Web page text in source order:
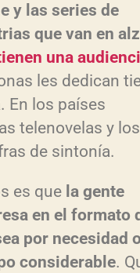
y las series de
que van en
una
les dedican
En los países
telenovelas y los
de sintonía.
es que la gente
en el formato
por necesidad
considerable.